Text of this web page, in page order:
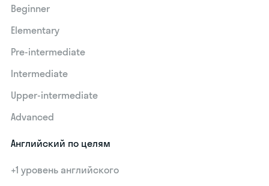
Beginner
Elementary
Pre-intermediate
Intermediate
Upper-intermediate
Advanced
Английский по целям
+1 уровень английского